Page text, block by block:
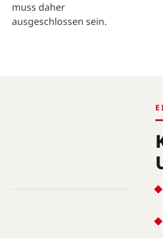
muss daher
ausgeschlossen sein.